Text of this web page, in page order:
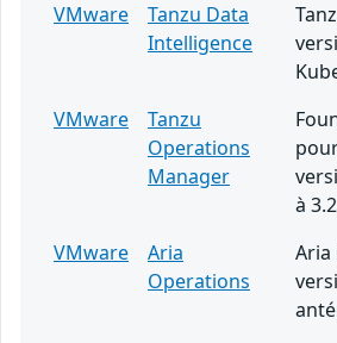
VMware
Tanzu Data
Intelligence
VMware
Tanzu
Operations
Manager
à
VMware
Aria
Operations
Aria